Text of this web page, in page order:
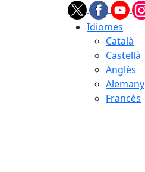
Idiomes
Català
Castellà
Anglès
Alemany
Francès